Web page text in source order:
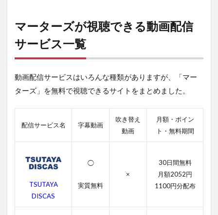
視
で
る
配
サ
ビ
ス
マーターズが視聴できる動画配信
サービス一覧
動画配信サービスはいろんな種類がありますが、「マー
ターズ」を無料で視聴できるサイトをまとめました。
配信サービス名 字幕動画
吹き替え
動画
月額・ポイン
ト・無料期間
TSUTAYA
DISCAS
◯
実質無料
×
30日間無料
月額2052円
1100円分配布